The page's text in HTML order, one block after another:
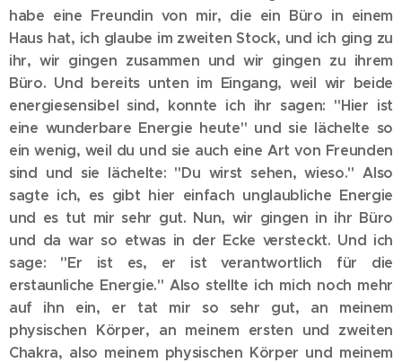
habe eine Freundin von mir, die ein Büro in einem
Haus hat, ich glaube im zweiten Stock, und ich ging zu
ihr, wir gingen zusammen und wir gingen zu ihrem
Büro. Und bereits unten im Eingang, weil wir beide
energiesensibel sind, konnte ich ihr sagen: "Hier ist
eine wunderbare Energie heute" und sie lächelte so
ein wenig, weil du und sie auch eine Art von Freunden
sind und sie lächelte: "Du wirst sehen, wieso." Also
sagte ich, es gibt hier einfach unglaubliche Energie
und es tut mir sehr gut. Nun, wir gingen in ihr Büro
und da war so etwas in der Ecke versteckt. Und ich
sage: "Er ist es, er ist verantwortlich für die
erstaunliche Energie." Also stellte ich mich noch mehr
auf ihn ein, er tat mir so sehr gut, an meinem
physischen Körper, an meinem ersten und zweiten
Chakra, also meinem physischen Körper und meinem